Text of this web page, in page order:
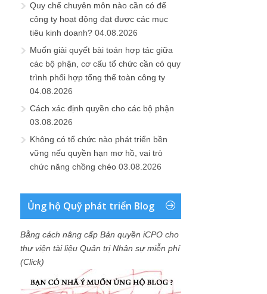
Quy chế chuyên môn nào cần có để
công ty hoạt động đạt được các mục
tiêu kinh doanh? 04.08.2026
Muốn giải quyết bài toán hợp tác giữa
các bộ phận, cơ cấu tổ chức cần có quy
trình phối hợp tổng thể toàn công ty
04.08.2026
Cách xác định quyền cho các bộ phận
03.08.2026
Không có tổ chức nào phát triển bền
vững nếu quyền hạn mơ hồ, vai trò
chức năng chồng chéo 03.08.2026
Ủng hộ Quỹ phát triển Blog
Bằng cách nâng cấp Bản quyền iCPO cho
thư viện tài liệu Quản trị Nhân sự miễn phí
(Click)